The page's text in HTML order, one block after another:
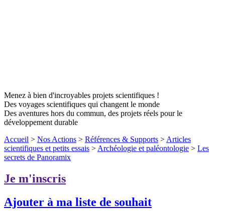
Menez à bien d'incroyables projets scientifiques !
Des voyages scientifiques qui changent le monde
Des aventures hors du commun, des projets réels pour le
développement durable
Accueil > Nos Actions > Références & Supports > Articles
scientifiques et petits essais > Archéologie et paléontologie > Les
secrets de Panoramix
Je m'inscris
Ajouter à ma liste de souhait